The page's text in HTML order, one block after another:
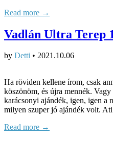
Read more →
Vadlán Ultra Terep
by Detti • 2021.10.06
Ha röviden kellene írom, csak
köszönöm, és újra mennék.
karácsonyi ajándék, igen, igen a
milyen szuper jó ajándék volt.
Read more →